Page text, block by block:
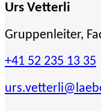
Urs Vetterli
Gruppenleiter,
+41 52 235 13 35
urs.vetterli